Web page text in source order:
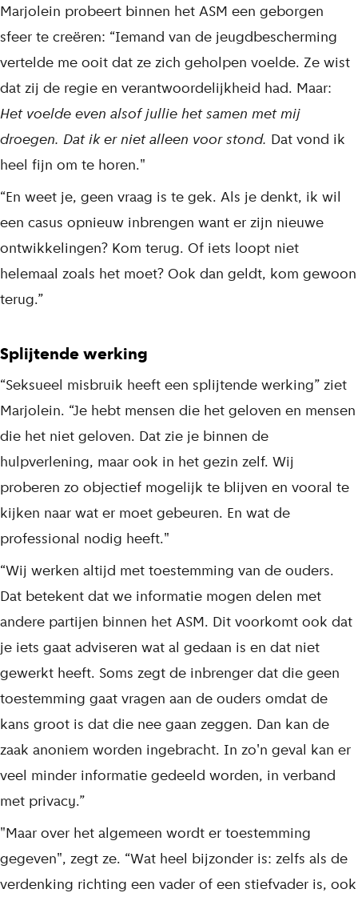
Marjolein probeert binnen het ASM een geborgen
sfeer te creëren: “Iemand van de jeugdbescherming
vertelde me ooit dat ze zich geholpen voelde. Ze wist
dat zij de regie en verantwoordelijkheid had. Maar:
Het voelde even alsof jullie het samen met mij
droegen. Dat ik er niet alleen voor stond. Dat vond ik
heel fijn om te horen."
“En weet je, geen vraag is te gek. Als je denkt, ik wil
een casus opnieuw inbrengen want er zijn nieuwe
ontwikkelingen? Kom terug. Of iets loopt niet
helemaal zoals het moet? Ook dan geldt, kom gewoon
terug.”
Splijtende werking
“Seksueel misbruik heeft een splijtende werking” ziet
Marjolein. “Je hebt mensen die het geloven en mensen
die het niet geloven. Dat zie je binnen de
hulpverlening, maar ook in het gezin zelf. Wij
proberen zo objectief mogelijk te blijven en vooral te
kijken naar wat er moet gebeuren. En wat de
professional nodig heeft."
“Wij werken altijd met toestemming van de ouders.
Dat betekent dat we informatie mogen delen met
andere partijen binnen het ASM. Dit voorkomt ook dat
je iets gaat adviseren wat al gedaan is en dat niet
gewerkt heeft. Soms zegt de inbrenger dat die geen
toestemming gaat vragen aan de ouders omdat de
kans groot is dat die nee gaan zeggen. Dan kan de
zaak anoniem worden ingebracht. In zo'n geval kan er
veel minder informatie gedeeld worden, in verband
met privacy.”
"Maar over het algemeen wordt er toestemming
gegeven", zegt ze. “Wat heel bijzonder is: zelfs als de
verdenking richting een vader of een stiefvader is, ook